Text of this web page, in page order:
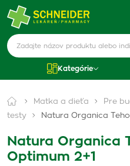
Kategórie
Matka a dieťa Pre
testy
Natura Organica
Natura Organica
Optimum 2+1